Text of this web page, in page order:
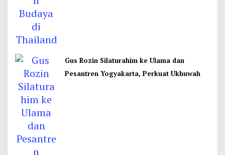
Gus Rozin Silaturahim ke Ulama dan
Pesantren Yogyakarta, Perkuat Ukhuwah